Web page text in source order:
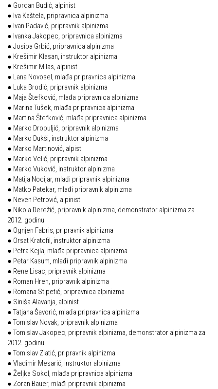
● Gordan Budić, alpinist
● Iva Kaštela, pripravnica alpinizma
● Ivan Padavić, pripravnik alpinizma
● Ivanka Jakopec, pripravnica alpinizma
● Josipa Grbić, pripravnica alpinizma
● Krešimir Klasan, instruktor alpinizma
● Krešimir Milas, alpinist
● Lana Novosel, mlađa pripravnica alpinizma
● Luka Brodić, pripravnik alpinizma
● Maja Štefković, mlađa pripravnica alpinizma
● Marina Tušek, mlađa pripravnica alpinizma
● Martina Štefković, mlađa pripravnica alpinizma
● Marko Dropuljić, pripravnik alpinizma
● Marko Dukši, instruktor alpinizma
● Marko Martinović, alpist
● Marko Velić, pripravnik alpinizma
● Marko Vuković, instruktor alpinizma
● Matija Nocijar, mlađi pripravnik alpinizma
● Matko Patekar, mlađi pripravnik alpinizma
● Neven Petrović, alpinist
● Nikola Derežić, pripravnik alpinizma, demonstrator alpinizma za
2012. godinu
● Ognjen Fabris, pripravnik alpinizma
● Orsat Kratofil, instruktor alpinizma
● Petra Kejla, mlađa pripravnica alpinizma
● Petar Kasum, mlađi pripravnik alpinizma
● Rene Lisac, pripravnik alpinizma
● Roman Hren, pripravnik alpinizma
● Romana Stipetić, pripravnica alpinizma
● Siniša Alavanja, alpinist
● Tatjana Šavorić, mlađa pripravnica alpinizma
● Tomislav Novak, pripravnik alpinizma
● Tomislav Jakopec, pripravnik alpinizma, demonstrator alpinizma za
2012. godinu
● Tomislav Zlatić, pripravnik alpinizma
● Vladimir Mesarić, instruktor alpinizma
● Željka Sokol, mlađa pripravnica alpinizma
● Zoran Bauer, mlađi pripravnik alpinizma